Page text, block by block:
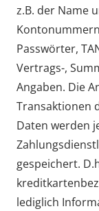
z.B. der Name
Passwörter,
Vertrags-,
Angaben. Die
Transaktionen
Daten werden
gespeichert.
lediglich